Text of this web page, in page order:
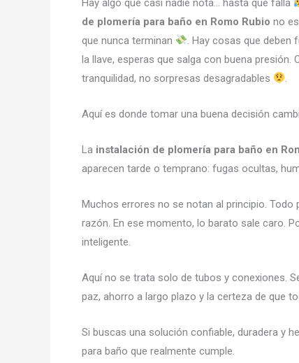
de plomería para baño en Romo Rubio no
que nunca terminan
. Hay cosas que
la llave, esperas que salga con buena
tranquilidad, no sorpresas desagradables
Aquí es donde tomar una buena decisión
La instalación de plomería para baño en
aparecen tarde o temprano: fugas ocultas,
Muchos errores no se notan al principio. Todo
razón. En ese momento, lo barato sale caro.
inteligente.
Aquí no se trata solo de tubos y conexiones.
paz, ahorro a largo plazo y la certeza de que
Si buscas una solución confiable, duradera y
para baño que realmente cumple.